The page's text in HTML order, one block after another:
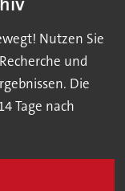
Nutzen Sie
und
Die
Tage nach